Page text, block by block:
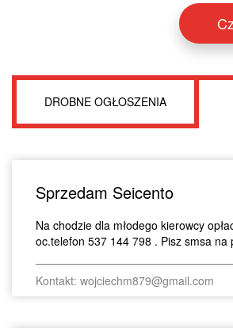
DROBNE OGŁOSZENIA
Sprzedam Seicento
Na chodzie dla młodego kierowcy
oc.telefon 537 144 798 . Pisz smsa na
Kontakt: wojciechm879@gmail.com